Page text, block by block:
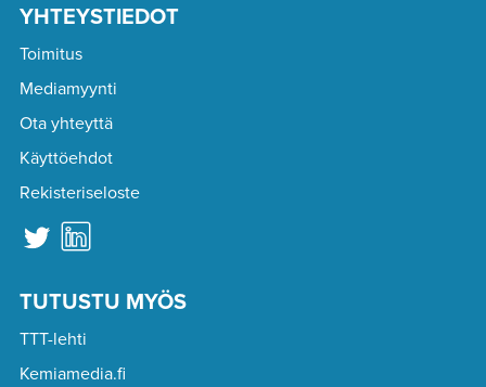
YHTEYSTIEDOT
Toimitus
Mediamyynti
Ota yhteyttä
Käyttöehdot
Rekisteriseloste
TUTUSTU MYÖS
TTT-lehti
Kemiamedia.fi